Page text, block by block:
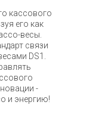
кассового
его как
весы.
связи
DS1.
-
и энергию!